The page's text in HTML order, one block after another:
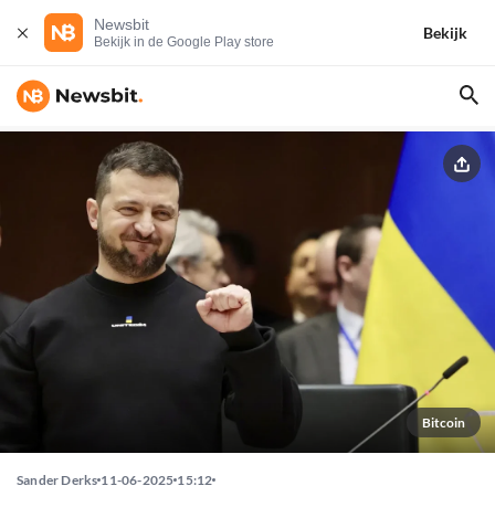
Newsbit
Bekijk in de Google Play store
Bekijk
Bitcoin
Sander Derks 11-06-2025 15:12